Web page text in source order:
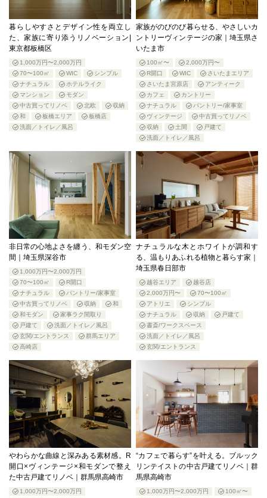
暮らしやすさとデザイン性を両立し
た、家族に寄り添うリノベーション|
東京都板橋区
1,000万円〜2,000万円
70〜100㎡
WIC
シンプル
ナチュラル
ホテルライク
マンション
モダン
中古買ってリノベ
北欧
収納
和
板橋エリア
板橋店
洗面／トイレ／風呂
家族がのびのび暮らせる、やさしいカ
ントリーヴィンテージの家｜埼玉県さ
いたま市
100㎡〜
2,000万円〜
R開口
WIC
さいたまエリア
さいたま宮原店
アンティーク
カフェ
カントリー
ナチュラル
パントリー/家事室
ヴィンテージ
中古買ってリノベ
収納
土間
戸建て
洗面／トイレ／風呂
非日常の心地よさを纏う、和モダン空
間｜埼玉県深谷市
1,000万円〜2,000万円
70〜100㎡
R開口
ナチュラル
パントリー/家事室
中古買ってリノベ
収納
和
和モダン
家事ラク間取り
戸建て
洗面／トイレ／風呂
玄関/エントランス
群馬エリア
高崎店
ナチュラルな木とホワイトが調和す
る、温もりあふれる植物と暮らす家｜
埼玉県春日部市
越谷エリア
越谷店
2,000万円〜
70〜100㎡
アトリエ
シンプル
ナチュラル
収納
戸建て
書斎/ワークスペース
洗面／トイレ／風呂
玄関/エントランス
やわらかな曲線と深みある素材感。R
開口×ヴィンテージ×和モダンで整え
た中古戸建てリノベ｜群馬県高崎市
1,000万円〜2,000万円
“カフェで暮らす”を叶える。ブルック
リンテイストの中古戸建てリノベ｜群
馬県高崎市
1,000万円〜2,000万円
100㎡〜